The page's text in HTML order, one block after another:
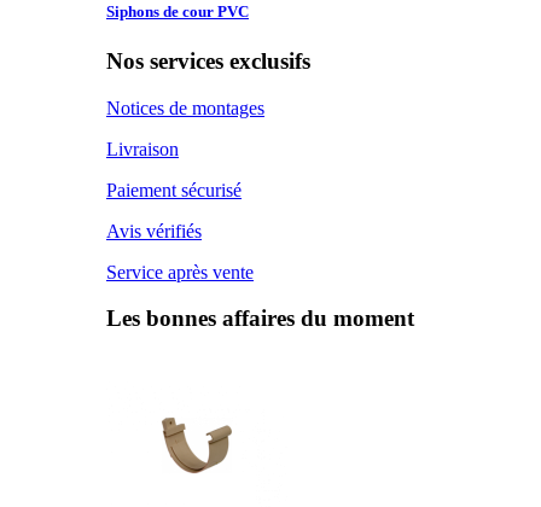
Siphons de cour PVC
Nos services exclusifs
Notices de montages
Livraison
Paiement sécurisé
Avis vérifiés
Service après vente
Les bonnes affaires du moment